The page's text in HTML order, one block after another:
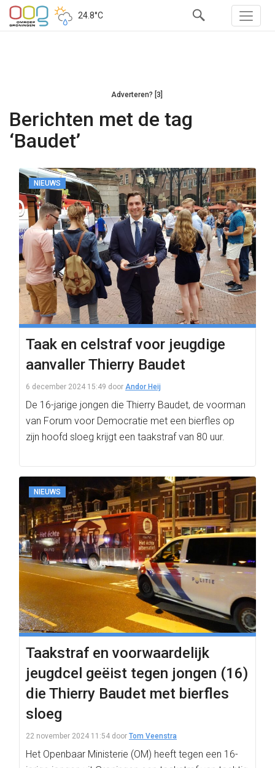
24.8°C
Adverteren? [3]
Berichten met de tag
‘Baudet’
NIEUWS
Taak en celstraf voor jeugdige
aanvaller Thierry Baudet
6 december 2024 15:49 door Andor Heij
De 16-jarige jongen die Thierry Baudet, de voorman
van Forum voor Democratie met een bierfles op
zijn hoofd sloeg krijgt een taakstraf van 80 uur.
NIEUWS
Taakstraf en voorwaardelijk
jeugdcel geëist tegen jongen (16)
die Thierry Baudet met bierfles
sloeg
22 november 2024 11:54 door Tom Veenstra
Het Openbaar Ministerie (OM) heeft tegen een 16-